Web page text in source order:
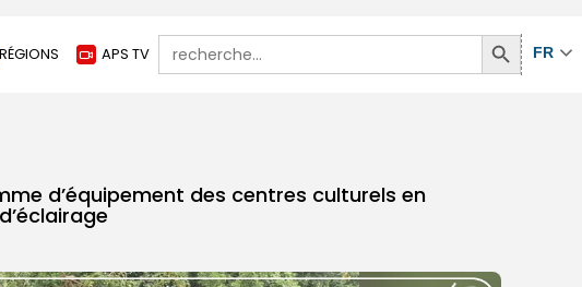
RÉGIONS APS TV
Search
for:
Search
Button
FR
d’équipement des centres culturels en